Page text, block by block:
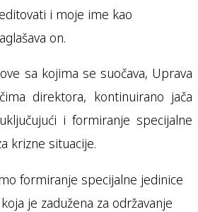
i moje ime kao
on.
sa kojima se suočava, Uprava
direktora, kontinuirano jača
i formiranje specijalne
krizne situacije.
formiranje specijalne jedinice
je zadužena za održavanje